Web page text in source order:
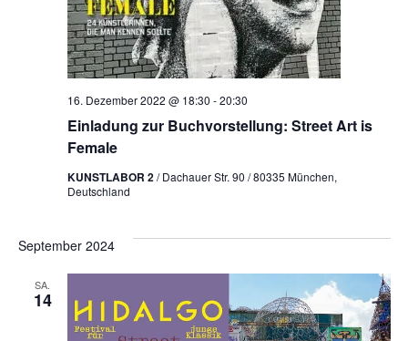
Einladung zur Buchvorstellung: Street Art is
Female
16. Dezember 2022 @ 18:30 -20:30
KUNSTLABOR 2/ Dachauer Str. 90 / 80335 München,
Deutschland
September 2024
SA.
14